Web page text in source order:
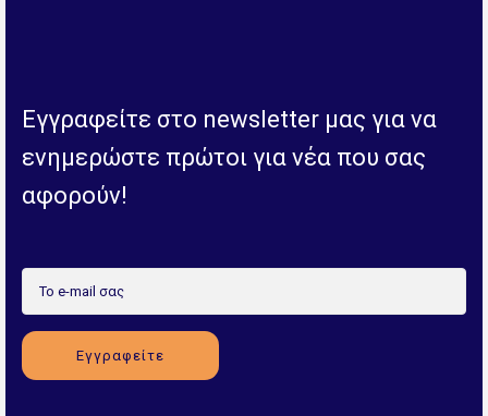
Εγγραφείτε στο newsletter μας για να
ενημερώστε πρώτοι για νέα που σας
αφορούν!